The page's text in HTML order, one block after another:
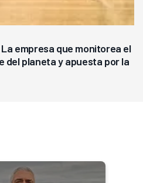
empresa que monitorea el
del planeta y apuesta por la